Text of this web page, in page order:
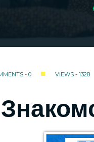
- 0 VIEWS - 1328